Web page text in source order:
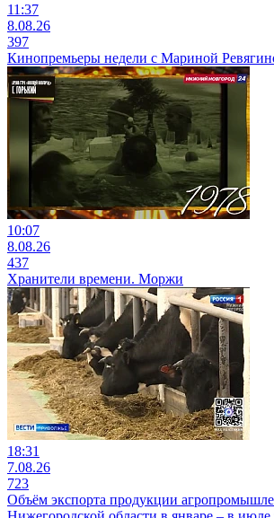
11:37
8.08.26
397
Кинопремьеры недели с Мариной
10:07
8.08.26
437
Хранители времени. Моржи
18:31
7.08.26
723
Объём экспорта продукции